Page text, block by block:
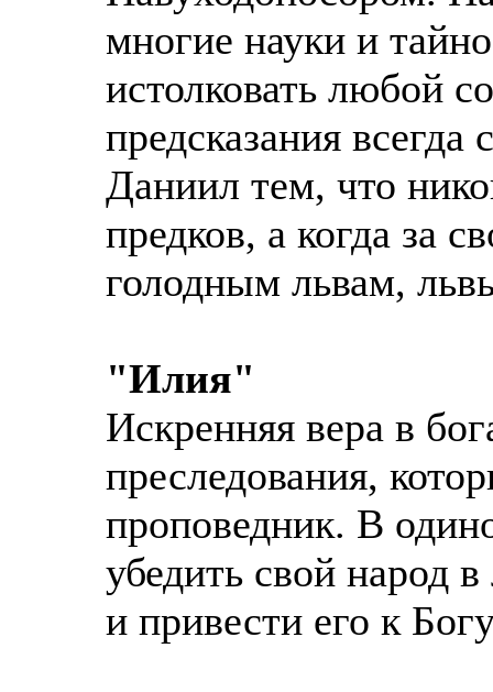
многие науки и
истолковать любой
предсказания
Даниил тем, что
предков, а когда за
голодным львам,
"Илия"
Искренняя вера в
преследования,
проповедник. В
убедить свой народ
и привести его к